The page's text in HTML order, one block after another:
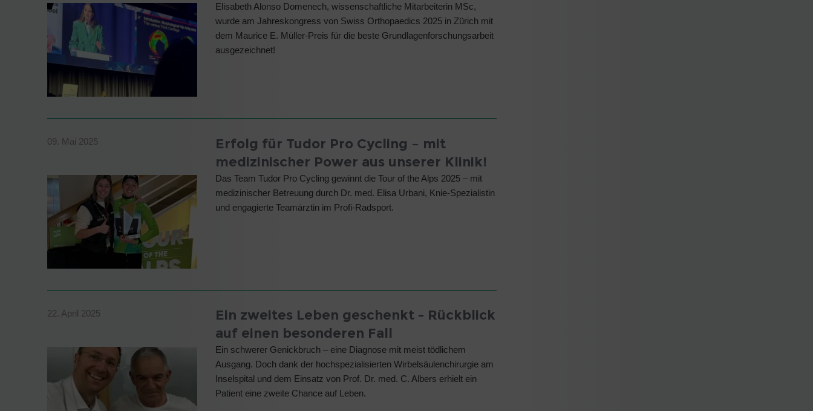
Elisabeth Alonso Domenech, wissenschaftliche Mitarbeiterin MSc,
wurde am Jahreskongress von Swiss Orthopaedics 2025 in Zürich mit
dem Maurice E. Müller-Preis für die beste Grundlagenforschungsarbeit
ausgezeichnet!
09. Mai 2025
Erfolg für Tudor Pro Cycling – mit
medizinischer Power aus unserer Klinik!
Das Team Tudor Pro Cycling gewinnt die Tour of the Alps 2025 – mit
medizinischer Betreuung durch Dr. med. Elisa Urbani, Knie-Spezialistin
und engagierte Teamärztin im Profi-Radsport.
22. April 2025
Ein zweites Leben geschenkt - Rückblick
auf einen besonderen Fall
Ein schwerer Genickbruch – eine Diagnose mit meist tödlichem
Ausgang. Doch dank der hochspezialisierten Wirbelsäulenchirurgie am
Inselspital und dem Einsatz von Prof. Dr. med. C. Albers erhielt ein
Patient eine zweite Chance auf Leben.